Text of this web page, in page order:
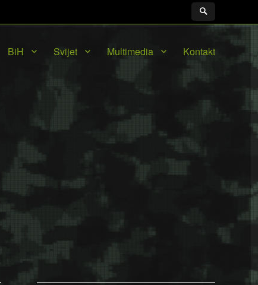
BiH Svijet Multimedia Kontakt